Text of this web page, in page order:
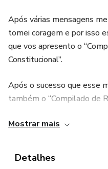
Após várias mensagens
tomei coragem e por isso
que vos apresento o
Constitucional”.
Após o sucesso que esse
também o “Compilado de
Aproveita!!!
Mostrar mais
Detalhes